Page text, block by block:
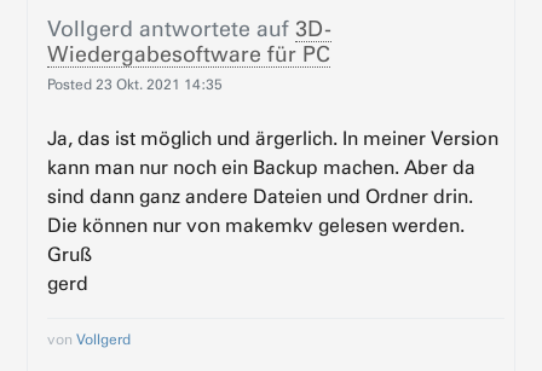
Vollgerd antwortete auf3D-
Wiedergabesoftware für PC
Posted23 Okt. 2021 14:35
Ja, das ist möglich und ärgerlich. In meiner Version
kann man nur noch ein Backup machen. Aber da
sind dann ganz andere Dateien und Ordner drin.
Die können nur von makemkv gelesen werden.
Gruß
gerd
vonVollgerd